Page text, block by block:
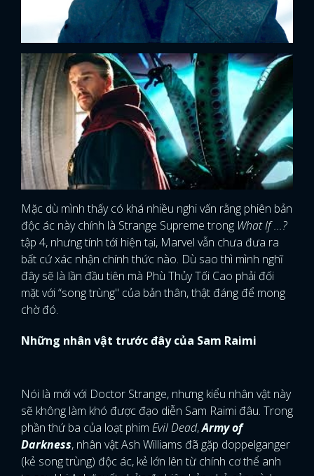
tập 4, nhưng tính tới hiện tại, Marvel vẫn chưa đưa ra
bất cứ xác nhận chính thức nào. Dù sao thì mình nghĩ
đây sẽ là lần đầu tiên mà Phù Thủy Tối Cao phải đối
mặt với “song trùng" của bản thân, thật đáng để mong
chờ đó.